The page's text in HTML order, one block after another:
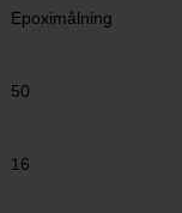
Epoximålning
50
16